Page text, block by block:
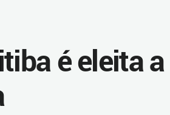
é eleita